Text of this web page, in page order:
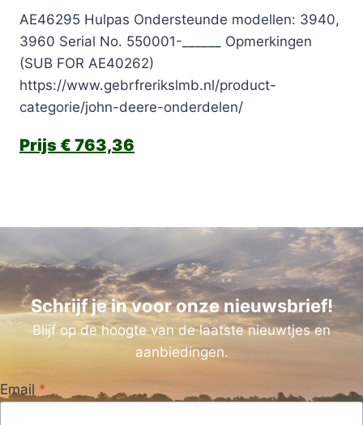
AE46295 Hulpas Ondersteunde modellen: 3940,
3960 Serial No. 550001-______ Opmerkingen
(SUB FOR AE40262)
https://www.gebrfrerikslmb.nl/product-
categorie/john-deere-onderdelen/
€ 763,36
Schrijf je in voor onze nieuwsbrief!
Blijf op de hoogte van de laatste nieuwtjes en
aanbiedingen.
Email *